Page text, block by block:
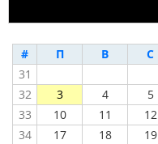
# П В С
31
32
3 4 5
33
10 11 12
34
17 18 19